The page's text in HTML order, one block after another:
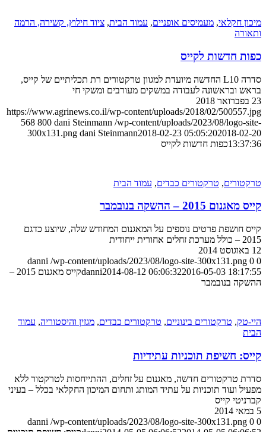
מיכון חקלאי, מעמיסים אופניים, עמוד הבית, ציוד חילוץ, קשירה, הרמה
ותאורה
כפות חדשות לקייס
סדרה L10 החדשה מיועדת למגוון טרקטורים רת תכליתיים של קייס,
בראש ובראשונה לעבודה במשקים מעורבים ומשקי חי
23 בפברואר 2018
https://www.agrinews.co.il/wp-content/uploads/2018/02/500557.jpg
568 800 dani Steinmann /wp-content/uploads/2023/08/logo-site-
300x131.png dani Steinmann2018-02-23 05:05:202018-02-20
13:37:36כפות חדשות לקייס
טרקטורים, טרקטורים כבדים, עמוד הבית
קייס מאגנום 2015 – ההשקה בנובמבר
קייס חושפת פרטים נוספים על המאגנום המחודש שלה, שיוצע כדגם
2015 – כולל מערכת זחלים אחורית ייחודית
12 באוגוסט 2014
0
0
danni /wp-content/uploads/2023/08/logo-site-300x131.png
danni2014-08-12 06:06:322016-05-03 18:17:55
קייס מאגנום 2015 –
ההשקה בנובמבר
היי-טק, טרקטורים בינוניים, טרקטורים כבדים, מגזין והיסטוריה, עמוד
הבית
קייס: חשיפת תוכניות עתידיות
סדרת טרקטורים חדשה, מאגנום על זחלים, ההתייחסות לטרקטור ללא
מפעיל ועוד תוכניות על עתיד המותג ותחום המיכון החקלאי בכלל – בעיני
קברניטי קייס
5 במאי 2014
0
0
danni /wp-content/uploads/2023/08/logo-site-300x131.png